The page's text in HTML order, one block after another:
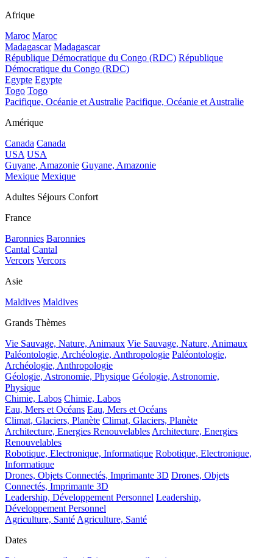
Afrique
Maroc Maroc
Madagascar Madagascar
République Démocratique du Congo (RDC) République
Démocratique du Congo (RDC)
Egypte Egypte
Togo Togo
Pacifique, Océanie et Australie Pacifique, Océanie et Australie
Amérique
Canada Canada
USA USA
Guyane, Amazonie Guyane, Amazonie
Mexique Mexique
Adultes Séjours Confort
France
Baronnies Baronnies
Cantal Cantal
Vercors Vercors
Asie
Maldives Maldives
Grands Thèmes
Vie Sauvage, Nature, Animaux Vie Sauvage, Nature, Animaux
Paléontologie, Archéologie, Anthropologie Paléontologie,
Archéologie, Anthropologie
Géologie, Astronomie, Physique Géologie, Astronomie,
Physique
Chimie, Labos Chimie, Labos
Eau, Mers et Océans Eau, Mers et Océans
Climat, Glaciers, Planète Climat, Glaciers, Planète
Architecture, Energies Renouvelables Architecture, Energies
Renouvelables
Robotique, Electronique, Informatique Robotique, Electronique,
Informatique
Drones, Objets Connectés, Imprimante 3D Drones, Objets
Connectés, Imprimante 3D
Leadership, Développement Personnel Leadership,
Développement Personnel
Agriculture, Santé Agriculture, Santé
Dates